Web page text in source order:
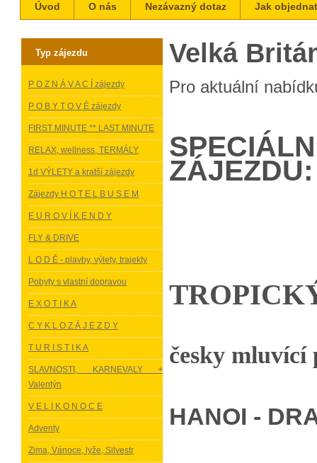
Úvod O nás Nezávazný dotaz Jak
Typ zájezdu
P O Z N Á V A C Í zájezdy
P O B Y T O V É zájezdy
FIRST MINUTE ** LAST MINUTE
RELAX, wellness, TERMÁLY
1d VÝLETY a kratší zájezdy
Zájezdy H O T E L B U S E M
E U R O V Í K E N D Y
FLY & DRIVE
L O D Ě - plavby, výlety, trajekty
Pobyty s vlastní dopravou
E X O T I K A
C Y K L O Z Á J E Z D Y
T U R I S T I K A
SLAVNOSTI, KARNEVALY +
Valentýn
V E L I K O N O C E
Adventy
Zima, Vánoce, lyže, Silvestr
Velká
Pro aktuální
ZÁJEZDU:
česky mluvící
HANOI -